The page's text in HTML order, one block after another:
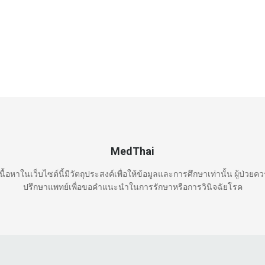
MedThai
อหาในเว็บไซต์นี้มีวัตถุประสงค์เพื่อให้ข้อมูลและการศึกษาเท่านั้น ผู้ป่วยค
ปรึกษาแพทย์เพื่อขอคำแนะนำในการรักษาหรือการวินิจฉัยโรค